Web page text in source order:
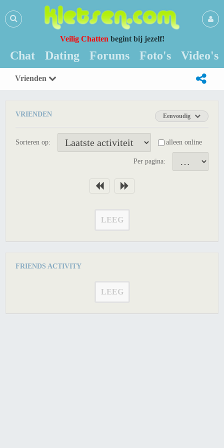
Veilig Chatten begint bij jezelf!
Chat Dating Forums Foto's Video's
Vrienden
VRIENDEN Eenvoudig
Sorteren op: alleen online
Per pagina:
LEEG
FRIENDS ACTIVITY
LEEG